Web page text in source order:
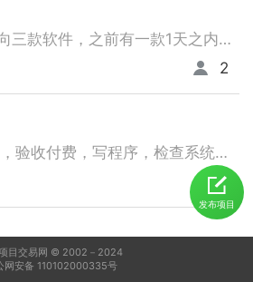
1，项目简介 需要逆向三款软件，之前有一款1天之内有人已经逆向出来，交付给我了。 2，功能需求 逆向出来后，不做任何功能改变，做加密授权就可以了三、人员要求 3，人员要求 精通逆向，做事速度快。不拖延项目进度，能保持实时交流，按时交付。 平台功能可正常使用，无明显bug。 提供项目源码
2
网站更新，当天工作，验收付费，写程序，检查系统，更新资料库，按发现问题及时处理，写新的广州话A l软件
5
发布项目
目交易网 © 2002－2024
网安备 110102000335号